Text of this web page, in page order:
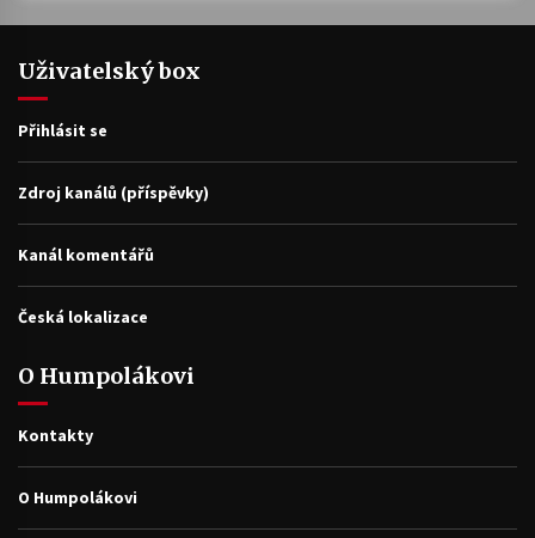
Uživatelský box
Přihlásit se
Zdroj kanálů (příspěvky)
Kanál komentářů
Česká lokalizace
O Humpolákovi
Kontakty
O Humpolákovi